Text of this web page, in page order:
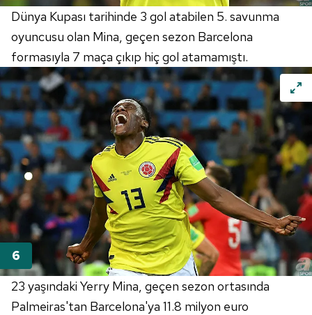
Dünya Kupası tarihinde 3 gol atabilen 5. savunma
oyuncusu olan Mina, geçen sezon Barcelona
formasıyla 7 maça çıkıp hiç gol atamamıştı.
23 yaşındaki Yerry Mina, geçen sezon ortasında
Palmeiras'tan Barcelona'ya 11.8 milyon euro